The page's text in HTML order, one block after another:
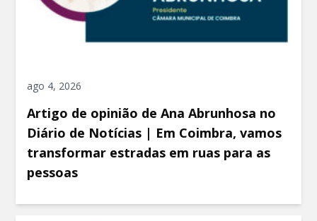
ago 4, 2026
Artigo de opinião de Ana Abrunhosa no
Diário de Notícias | Em Coimbra, vamos
transformar estradas em ruas para as
pessoas